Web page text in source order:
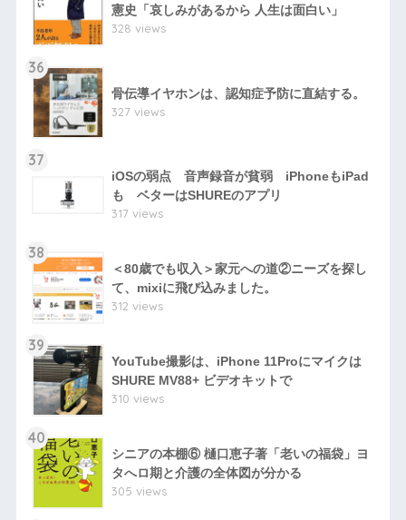
憲史「哀しみがあるから 人生は面白い」
328 views
36
骨伝導イヤホンは、認知症予防に直結する。
327 views
37
iOSの弱点 音声録音が貧弱 iPhoneもiPad
も ベターはSHUREのアプリ
317 views
38
＜80歳でも収入＞家元への道②ニーズを探し
て、mixiに飛び込みました。
312 views
39
YouTube撮影は、iPhone 11Proにマイクは
SHURE MV88+ ビデオキットで
310 views
40
シニアの本棚⑥ 樋口恵子著「老いの福袋」ヨ
タへロ期と介護の全体図が分かる
305 views